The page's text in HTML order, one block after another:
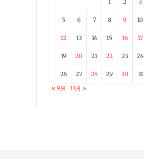
1 2 3
5 6 7 8 9 10
12 13 14 15 16 17
19 20 21 22 23 24
26 27 28 29 30
31
« 9月
11月 »